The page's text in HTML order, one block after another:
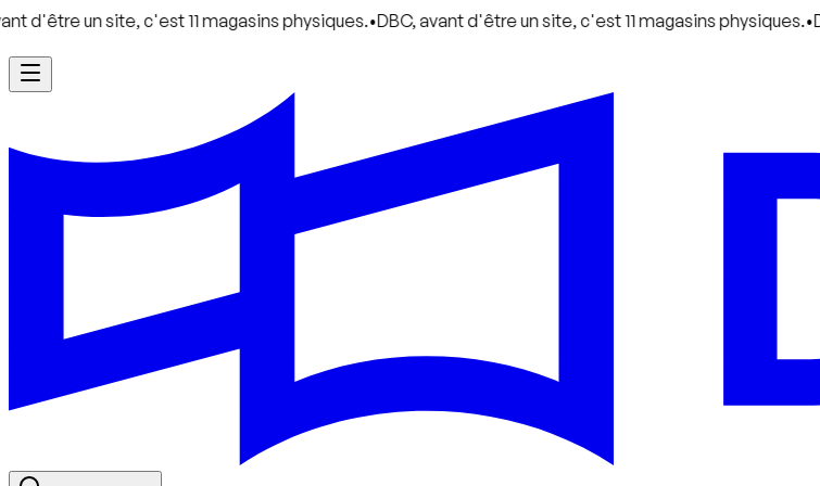
site, c'est 11 magasins physiques.•DBC, avant d'être un site, c'est 11 magasins physiques.•DBC, avant